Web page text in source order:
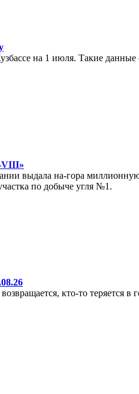
на 1 июля. Такие
VIII»
выдала на-гора
по добыче угля №1.
кто-то теряется